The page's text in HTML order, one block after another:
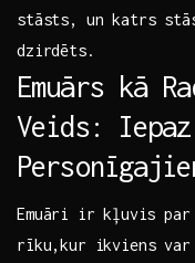
stāsts, un katrs
dzirdēts.
Emuārs kā
Veids:
Emuāri ir⁢ kļuvis par
rīku,kur ikviens